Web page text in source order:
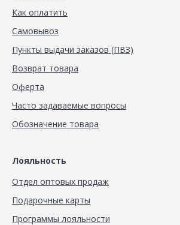
Как оплатить
Самовывоз
Пункты выдачи заказов (ПВЗ)
Возврат товара
Оферта
Часто задаваемые вопросы
Обозначение товара
Лояльность
Отдел оптовых продаж
Подарочные карты
Программы лояльности